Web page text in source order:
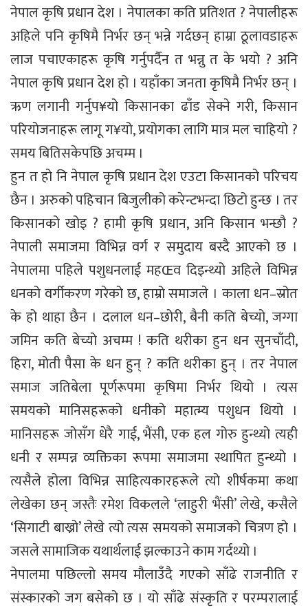
नेपाल कृषि प्रधान देश । नेपालका कति प्रतिशत ? नेपालीहरू
अहिले पनि कृषिमै निर्भर छन् भन्ने गर्दछन् हाम्रा ठूलावडाहरू
लाज पचाएकाहरू कृषि गर्नुपर्दैन त भन्नु त के भयो ? अनि
नेपाल कृषि प्रधान देश हो । यहाँका जनता कृषिमै निर्भर छन् ।
ऋण लगानी गर्नुप¥यो किसानका ढाँड सेक्ने गरी, किसान
परियोजनाहरू लागू ग¥यो, प्रयोगका लागि मात्र मल चाहियो ?
समय बितिसकेपछि अचम्म ।
हुन त हो नि नेपाल कृषि प्रधान देश एउटा किसानको परिचय
छैन । अरुको पहिचान बिजुलीको करेन्टभन्दा छिटो हुन्छ । तर
किसानको खोइ ? हामी कृषि प्रधान, अनि किसान भन्छौ ?
नेपाली समाजमा विभिन्न वर्ग र समुदाय बस्दै आएको छ ।
नेपालमा पहिले पशुधनलाई महŒव दिइन्थ्यो अहिले विभिन्न
धनको वर्गीकरण गरेको छ, हाम्रो समाजले । काला धन–स्रोत
के हो थाहा छैन । दलाल धन–छोरी, बैनी कति बेच्यो, जग्गा
जमिन कति बेच्यो अचम्म ! कति थरीका हुन धन सुनचाँदी,
हिरा, मोती पैसा के धन हुन् ? कति थरीका हुन् । तर नेपाल
समाज जतिबेला पूर्णरूपमा कृषिमा निर्भर थियो । त्यस
समयको मानिसहरूको धनीको महात्म्य पशुधन थियो ।
मानिसहरू जोसँग धेरै गाई, भैंसी, एक हल गोरु हुन्थ्यो त्यही
धनी र सम्पन्न व्यक्तिका रूपमा समाजमा स्थापित हुन्थ्यो ।
त्यसैले होला विभिन्न साहित्यकारहरूले त्यो शीर्षकमा कथा
लेखेका छन् जस्तैः रमेश विकलले ‘लाहुरी भैंसी’ लेखे, कसैले
‘सिगाटी बाख्रो’ लेखे त्यो त्यस समयको समाजको चित्रण हो ।
जसले सामाजिक यथार्थलाई झल्काउने काम गर्दथ्यो ।
नेपालमा पछिल्लो समय मौलाउँदै गएको साँढे राजनीति र
संस्कारको जग बसेको छ । यो साँढे संस्कृति र परम्परालाई